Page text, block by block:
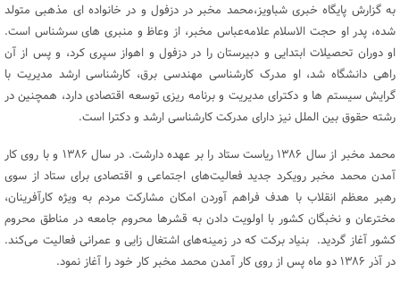
به گزارش پایگاه خبری شباویز،محمد مخبر در دزفول و در خانواده ای مذهبی متولد
شده، پدر او حجت الاسلام علامه‌عباس مخبر، از وعاظ و منبری های سرشناس است.
او دوران تحصیلات ابتدایی و دبیرستان را در دزفول و اهواز سپری کرد، و پس از آن
راهی دانشگاه شد، او مدرک کارشناسی مهندسی برق، کارشناسی ارشد مدیریت با
گرایش سیستم ها و دکترای مدیریت و برنامه ریزی توسعه اقتصادی دارد، همچنین در
رشته حقوق بین الملل نیز دارای مدرکت کارشناسی ارشد و دکترا است.
محمد مخبر از سال ۱۳۸۶ ریاست ستاد را بر عهده دارشت. در سال ۱۳۸۶ و با روی کار
آمدن محمد مخبر رویکرد جدید فعالیت‌های اجتماعی و اقتصادی برای ستاد از سوی
رهبر معظم انقلاب با هدف فراهم آوردن امکان مشارکت مردم به ویژه کارآفرینان،
مخترعان و نخبگان کشور با اولویت دادن به قشر‌ها محروم جامعه در مناطق محروم
کشور آغاز گردید. بنیاد برکت که در زمینه‌های اشتغال زایی و عمرانی فعالیت می‌کند.
در آذر ۱۳۸۶ دو ماه پس از روی کار آمدن محمد مخبر کار خود را آغاز نمود.